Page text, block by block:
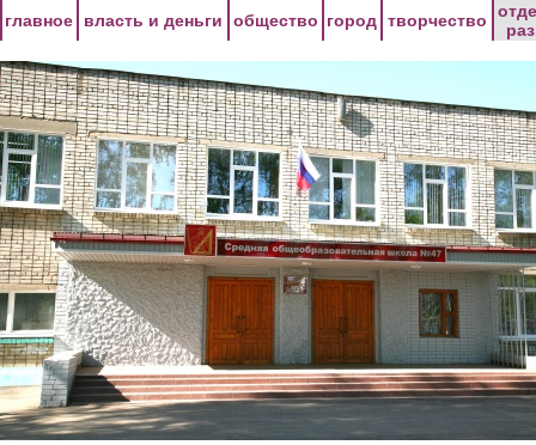
главное власть и деньги общество город творчество